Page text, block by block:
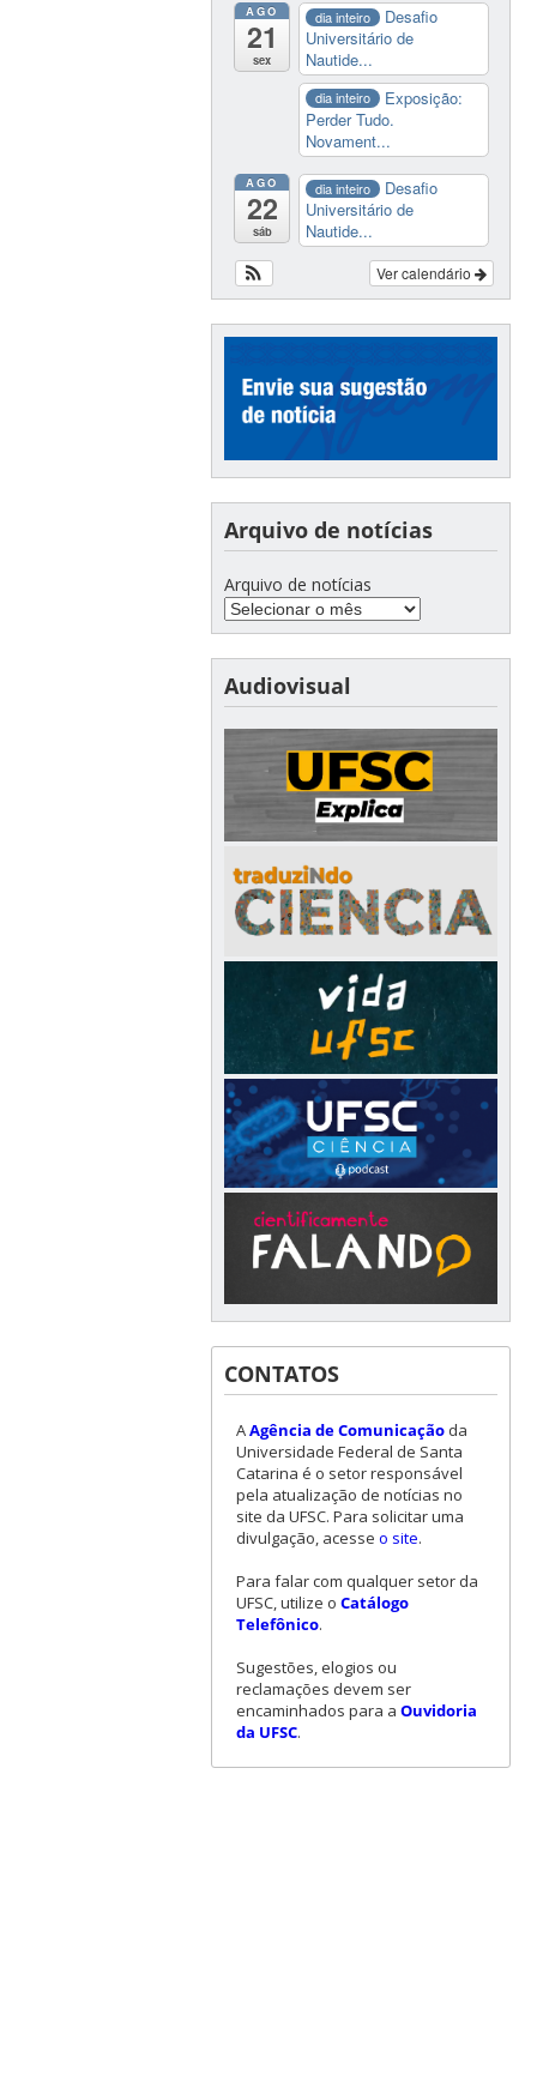
AGO
21
sex
dia inteiro
Desafio
Universitário de
Nautide...
dia inteiro
Exposição:
Perder Tudo.
Novament...
AGO
22
sáb
dia inteiro
Desafio
Universitário de
Nautide...
Ver calendário
Arquivo de notícias
Arquivo de notícias
Audiovisual
CONTATOS
AAgência de Comunicaçãoda
Universidade Federal de Santa
Catarina é o setor responsável
pela atualização de notícias no
site da UFSC. Para solicitar uma
divulgação, acesse o site.
Para falar com qualquer setor da
UFSC, utilize o Catálogo
Telefônico.
Sugestões, elogios ou
reclamações devem ser
encaminhados para a Ouvidoria
da UFSC.